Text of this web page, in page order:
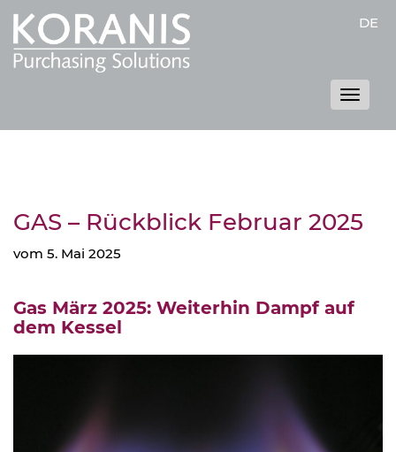
DE
Toggle
GAS – Rückblick Februar 2025
vom 5. Mai 2025
Gas März 2025: Weiterhin Dampf auf
dem Kessel